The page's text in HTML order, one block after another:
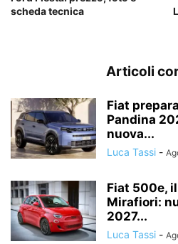
scheda tecnica
Articoli
Fiat
Pandina
nuova...
Luca Tassi -
Fiat 500e,
Mirafiori:
2027...
Luca Tassi -